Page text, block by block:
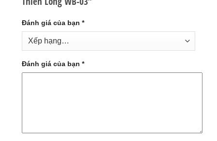
Đánh giá của bạn *
Đánh giá của bạn *